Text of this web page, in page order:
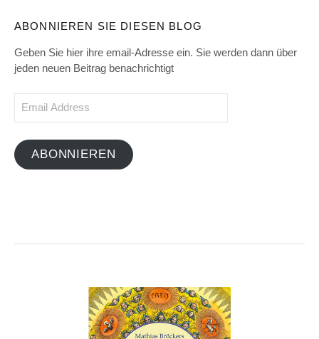
ABONNIEREN SIE DIESEN BLOG
Geben Sie hier ihre email-Adresse ein. Sie werden dann über
jeden neuen Beitrag benachrichtigt
ABONNIEREN